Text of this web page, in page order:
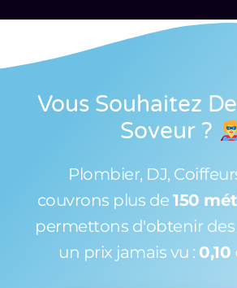
Vous Souhaitez
Soveur ?
Plombier, DJ,
couvrons plus de 150
permettons d'obtenir des
un prix jamais vu :